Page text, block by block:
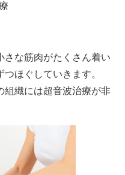
さな筋肉がたくさん着い
ほぐしていきます。
組織には超音波治療が非